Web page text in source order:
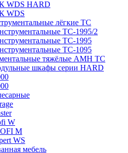
WDS HARD
WDS
лёгкие ТС
ТС-1995/2
TC-1995
TC-1095
тяжёлые AMH TC
шкафы серии HARD
W
M
WS
мебель